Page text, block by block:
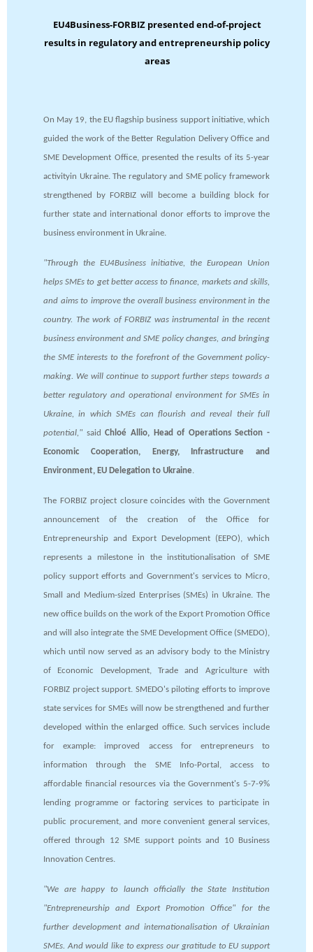
EU4Business-FORBIZ presented end-of-project
results in regulatory and entrepreneurship policy
areas
On May 19, the EU flagship business support initiative, which
guided the work of the Better Regulation Delivery Office and
SME Development Office, presented the results of its 5-year
activityin Ukraine. The regulatory and SME policy framework
strengthened by FORBIZ will become a building block for
further state and international donor efforts to improve the
business environment in Ukraine.
"Through the EU4Business initiative, the European Union
helps SMEs to get better access to finance, markets and skills,
and aims to improve the overall business environment in the
country. The work of FORBIZ was instrumental in the recent
business environment and SME policy changes, and bringing
the SME interests to the forefront of the Government policy-
making. We will continue to support further steps towards a
better regulatory and operational environment for SMEs in
Ukraine, in which SMEs can flourish and reveal their full
potential," saidChloé Allio, Head of Operations Section -
Economic Cooperation, Energy, Infrastructure and
Environment, EU Delegation to Ukraine.
The FORBIZ project closure coincides with the Government
announcement of the creation of the Office for
Entrepreneurship and Export Development (EEPO), which
represents a milestone in the institutionalisation of SME
policy support efforts and Government's services to Micro,
Small and Medium-sized Enterprises (SMEs) in Ukraine. The
new office builds on the work of the Export Promotion Office
and will also integrate the SME Development Office (SMEDO),
which until now served as an advisory body to the Ministry
of Economic Development, Trade and Agriculture with
FORBIZ project support. SMEDO's piloting efforts to improve
state services for SMEs will now be strengthened and further
developed within the enlarged office. Such services include
for example: improved access for entrepreneurs to
information through the SME Info-Portal, access to
affordable financial resources via the Government's 5-7-9%
lending programme or factoring services to participate in
public procurement, and more convenient general services,
offered through 12 SME support points and 10 Business
Innovation Centres.
"We are happy to launch officially the State Institution
"Entrepreneurship and Export Promotion Office" for the
further development and internationalisation of Ukrainian
SMEs. And would like to express our gratitude to EU support